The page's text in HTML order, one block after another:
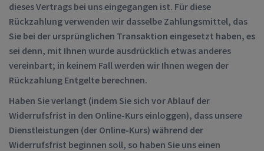
dieses Vertrags bei uns eingegangen ist. Für diese
Rückzahlung verwenden wir dasselbe Zahlungsmittel, das
Sie bei der ursprünglichen Transaktion eingesetzt haben, es
sei denn, mit Ihnen wurde ausdrücklich etwas anderes
vereinbart; in keinem Fall werden wir Ihnen wegen der
Rückzahlung Entgelte berechnen.
Haben Sie verlangt (indem Sie sich vor Ablauf der
Widerrufsfrist in den Online-Kurs einloggen), dass unsere
Dienstleistungen (der Online-Kurs) während der
Widerrufsfrist beginnen soll, so haben Sie uns einen